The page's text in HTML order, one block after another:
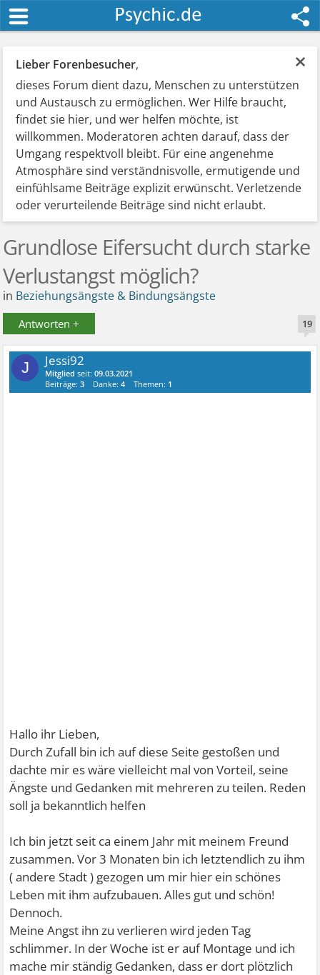
×
Lieber Forenbesucher,
dieses Forum dient dazu, Menschen zu unterstützen
und Austausch zu ermöglichen. Wer Hilfe braucht,
findet sie hier, und wer helfen möchte, ist
willkommen. Moderatoren achten darauf, dass der
Umgang respektvoll bleibt. Für eine angenehme
Atmosphäre sind verständnisvolle, ermutigende und
einfühlsame Beiträge explizit erwünscht. Verletzende
oder verurteilende Beiträge sind nicht erlaubt.
Grundlose Eifersucht durch starke
Verlustangst möglich?
in Beziehungsängste & Bindungsängste
Antworten + 19
J Jessi92
Mitglied seit:09.03.2021
Beiträge:3 Danke:4 Themen: 1
Hallo ihr Lieben,
Durch Zufall bin ich auf diese Seite gestoßen und
dachte mir es wäre vielleicht mal von Vorteil, seine
Ängste und Gedanken mit mehreren zu teilen. Reden
soll ja bekanntlich helfen
Ich bin jetzt seit ca einem Jahr mit meinem Freund
zusammen. Vor 3 Monaten bin ich letztendlich zu ihm
( andere Stadt ) gezogen um mir hier ein schönes
Leben mit ihm aufzubauen. Alles gut und schön!
Dennoch.
Meine Angst ihn zu verlieren wird jeden Tag
schlimmer. In der Woche ist er auf Montage und ich
mache mir ständig Gedanken, dass er dort plötzlich